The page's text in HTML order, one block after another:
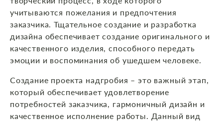
учитываются пожелания и предпочтения
заказчика. Тщательное создание и разработка
дизайна обеспечивает создание оригинального и
качественного изделия, способного передать
эмоции и воспоминания об ушедшем человеке.
Создание проекта надгробия – это важный этап,
который обеспечивает удовлетворение
потребностей заказчика, гармоничный дизайн и
качественное исполнение работы. Данный вид